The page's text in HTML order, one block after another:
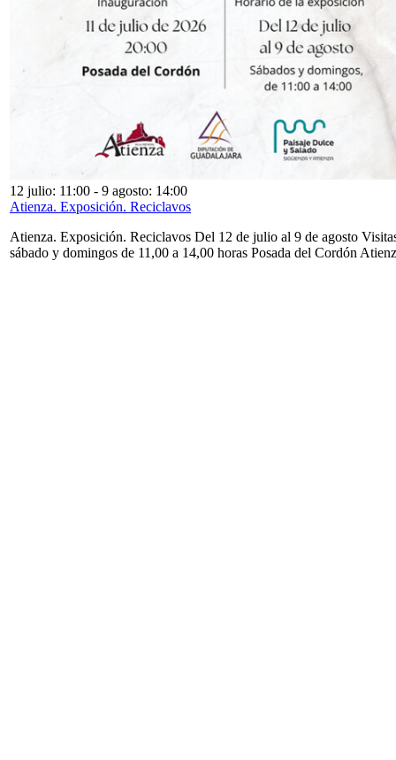
12 julio: 11:00 - 9 agosto: 14:00
Atienza. Exposición. Reciclavos
Atienza. Exposición. Reciclavos Del 12 de julio al 9 de agosto
sábado y domingos de 11,00 a 14,00 horas Posada del Cordón